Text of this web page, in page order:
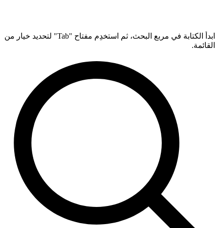
ابدأ الكتابة في مربع البحث، ثم استخدِم مفتاح "Tab" لتحديد خيار من
القائمة.